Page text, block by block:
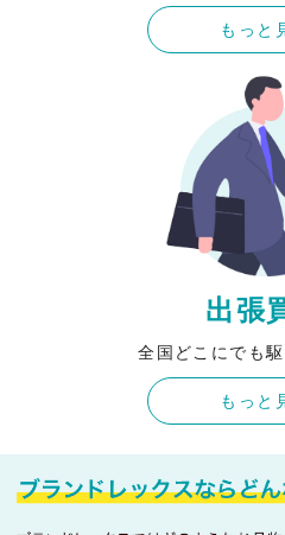
もっと
出張
全国どこにでも駆
もっと